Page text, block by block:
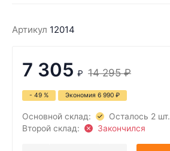
Артикул 12014
7 305 ₽ 14 295 ₽
- 49 % Экономия 6 990 ₽
Основной склад:
Осталось 2 шт.
Второй склад:
Закончился